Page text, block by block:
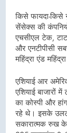
किसे फायदा-
सेंसेक्स की
एचसीएल टेक,
और एनटीपीसी
महिंद्रा एंड
एशियाई आर
एशियाई बाजारों
का कोस्पी और
रहे थे। इसके
सकारात्मक रुख के